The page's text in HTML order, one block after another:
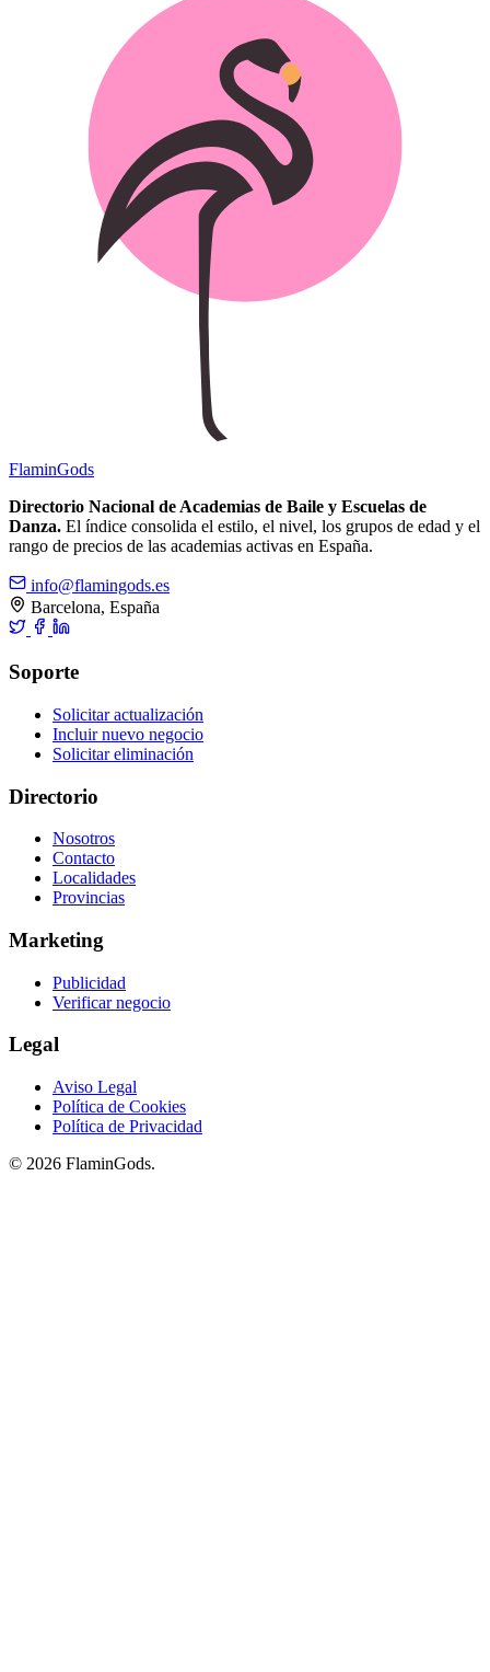
FlaminGods
Directorio Nacional de Academias de Baile y Escuelas de
Danza. El índice consolida el estilo, el nivel, los grupos de edad y el
rango de precios de las academias activas en España.
info@flamingods.es
Barcelona, España
Soporte
Solicitar actualización
Incluir nuevo negocio
Solicitar eliminación
Directorio
Nosotros
Contacto
Localidades
Provincias
Marketing
Publicidad
Verificar negocio
Legal
Aviso Legal
Política de Cookies
Política de Privacidad
© 2026 FlaminGods.